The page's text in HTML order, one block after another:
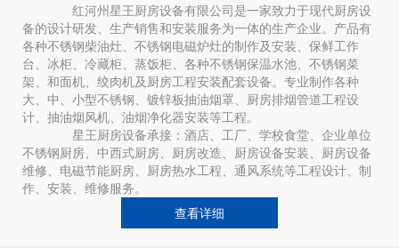
红河州星王厨房设备有限公司是一家致力于现代厨房设
备的设计研发、生产销售和安装服务为一体的生产企业。产品有
各种不锈钢柴油灶、不锈钢电磁炉灶的制作及安装、保鲜工作
台、冰柜、冷藏柜、蒸饭柜、各种不锈钢保温水池、不锈钢菜
架、和面机、绞肉机及厨房工程安装配套设备。专业制作各种
大、中、小型不锈钢、镀锌板抽油烟罩、厨房排烟管道工程设
计、抽油烟风机、油烟净化器安装等工程。
星王厨房设备承接：酒店、工厂、学校食堂、企业单位
不锈钢厨房、中西式厨房、厨房改造、厨房设备安装、厨房设备
维修、电磁节能厨房、厨房热水工程、通风系统等工程设计、制
作、安装、维修服务。
查看详细